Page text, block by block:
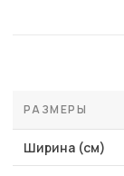
РАЗМЕРЫ
Ширина (см)